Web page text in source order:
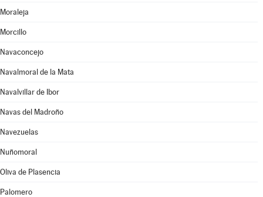
Moraleja
Morcillo
Navaconcejo
Navalmoral de la Mata
Navalvillar de Ibor
Navas del Madroño
Navezuelas
Nuñomoral
Oliva de Plasencia
Palomero